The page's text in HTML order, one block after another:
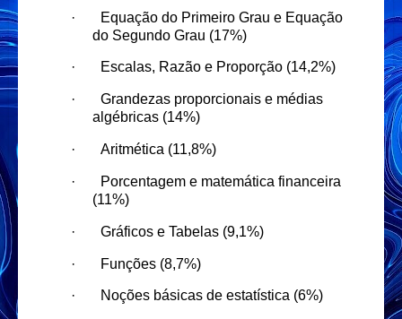
·
Equação do Primeiro Grau e Equação
do Segundo Grau (17%)
· Escalas, Razão e Proporção (14,2%)
·
Grandezas proporcionais e médias
algébricas (14%)
· Aritmética (11,8%)
·
Porcentagem e matemática financeira
(11%)
· Gráficos e Tabelas (9,1%)
· Funções (8,7%)
· Noções básicas de estatística (6%)